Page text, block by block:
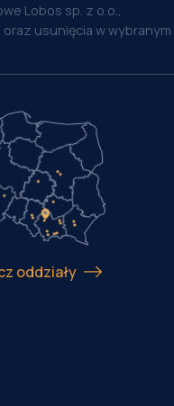
Lobos sp. z o.o.,
usunięcia w wybranym
oddziały